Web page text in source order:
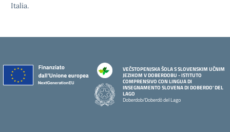
Italia.
VEČSTOPENJSKA ŠOLA S SLOVENSKIM UČNIM
JEZIKOM V DOBERDOBU - ISTITUTO
COMPRENSIVO CON LINGUA DI
INSEGNAMENTO SLOVENA DI DOBERDO' DEL
LAGO
Doberdob/Doberdò del Lago